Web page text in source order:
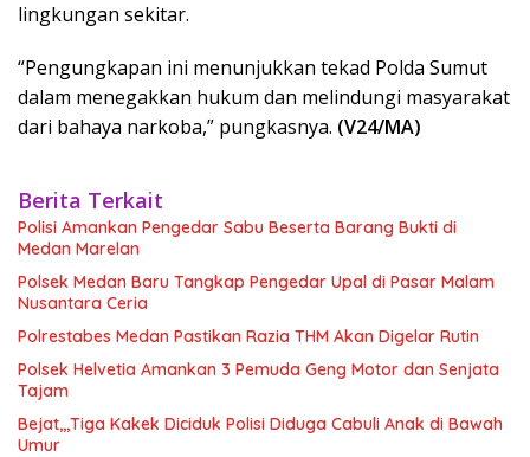
lingkungan sekitar.
“Pengungkapan ini menunjukkan tekad Polda Sumut
dalam menegakkan hukum dan melindungi masyarakat
dari bahaya narkoba,” pungkasnya. (V24/MA)
Berita Terkait
Polisi Amankan Pengedar Sabu Beserta Barang Bukti di
Medan Marelan
Polsek Medan Baru Tangkap Pengedar Upal di Pasar Malam
Nusantara Ceria
Polrestabes Medan Pastikan Razia THM Akan Digelar Rutin
Polsek Helvetia Amankan 3 Pemuda Geng Motor dan Senjata
Tajam
Bejat,,,Tiga Kakek Diciduk Polisi Diduga Cabuli Anak di Bawah
Umur